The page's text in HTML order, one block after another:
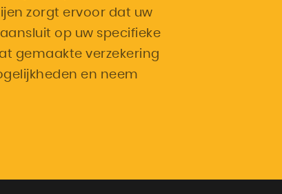
zorgt ervoor dat uw
op uw specifieke
gemaakte verzekering
en neem